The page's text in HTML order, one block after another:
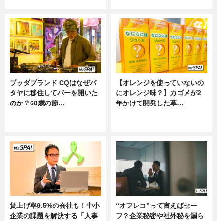
ブッダブランド CQはなぜパ
タヤに移住してバーを開いた
のか？60歳の節…
【オレンジを使っていないの
にオレンジ味？】カゴメが2
年かけて開発した革…
賃上げ率9.5%の会社も！中小
企業の課題を解決する「人事
“オフレコ”って言えばセー
フ？企業秘密や社外秘を漏ら